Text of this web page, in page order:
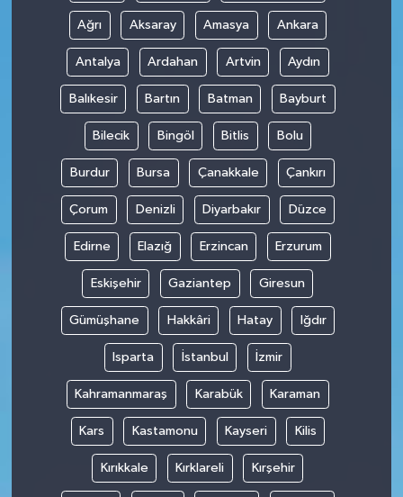
Ağrı Aksaray Amasya Ankara
Antalya Ardahan Artvin Aydın
Balıkesir Bartın Batman Bayburt
Bilecik Bingöl Bitlis Bolu
Burdur Bursa Çanakkale Çankırı
Çorum Denizli Diyarbakır Düzce
Edirne Elazığ Erzincan Erzurum
Eskişehir Gaziantep Giresun
Gümüşhane Hakkâri Hatay Iğdır
Isparta İstanbul İzmir
Kahramanmaraş Karabük Karaman
Kars Kastamonu Kayseri Kilis
Kırıkkale Kırklareli Kırşehir